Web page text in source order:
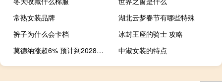
常熟女装品牌
湖北云梦春节有哪些特殊
裤子为什么会卡档
冰封王座的骑士 攻略
莫德纳涨超6% 预计到2028年新产品将增加年销售额100-150亿美元
中淑女装的特点